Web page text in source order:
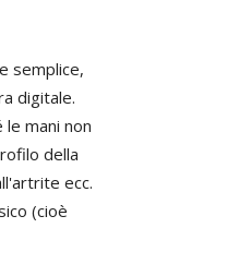
semplice,
digitale.
mani non
della
ecc.
(cioè